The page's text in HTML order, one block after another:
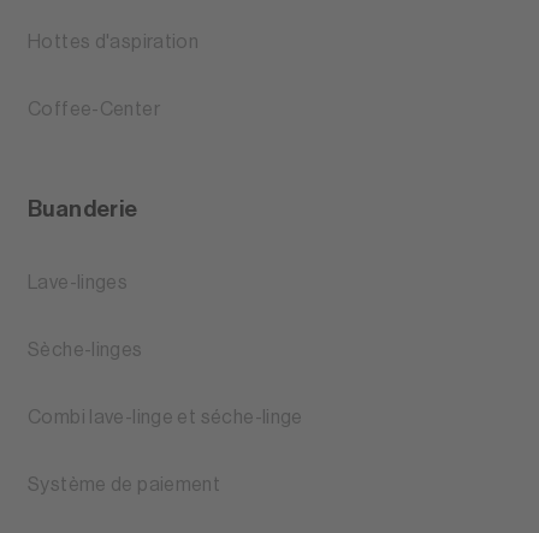
Hottes d'aspiration
Coffee-Center
Buanderie
Lave-linges
Sèche-linges
Combi lave-linge et séche-linge
Système de paiement